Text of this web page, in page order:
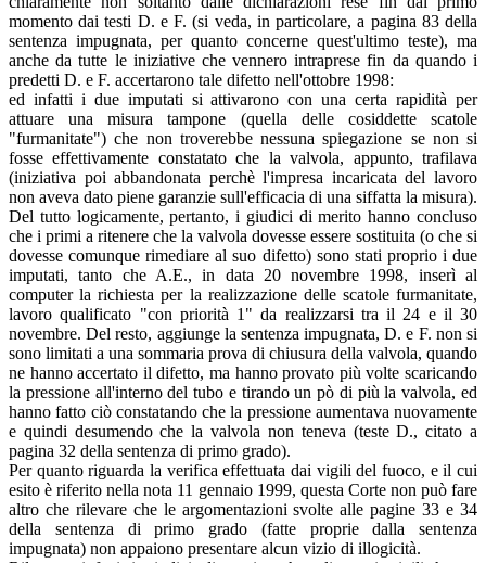
momento dai testi D. e F. (si veda, in particolare, a pagina 83 della
sentenza impugnata, per quanto concerne quest'ultimo teste), ma
anche da tutte le iniziative che vennero intraprese fin da quando i
predetti D. e F. accertarono tale difetto nell'ottobre 1998:
ed infatti i due imputati si attivarono con una certa rapidità per
attuare una misura tampone (quella delle cosiddette scatole
"furmanitate") che non troverebbe nessuna spiegazione se non si
fosse effettivamente constatato che la valvola, appunto, trafilava
(iniziativa poi abbandonata perchè l'impresa incaricata del lavoro
non aveva dato piene garanzie sull'efficacia di una siffatta la misura).
Del tutto logicamente, pertanto, i giudici di merito hanno concluso
che i primi a ritenere che la valvola dovesse essere sostituita (o che si
dovesse comunque rimediare al suo difetto) sono stati proprio i due
imputati, tanto che A.E., in data 20 novembre 1998, inserì al
computer la richiesta per la realizzazione delle scatole furmanitate,
lavoro qualificato "con priorità 1" da realizzarsi tra il 24 e il 30
novembre. Del resto, aggiunge la sentenza impugnata, D. e F. non si
sono limitati a una sommaria prova di chiusura della valvola, quando
ne hanno accertato il difetto, ma hanno provato più volte scaricando
la pressione all'interno del tubo e tirando un pò di più la valvola, ed
hanno fatto ciò constatando che la pressione aumentava nuovamente
e quindi desumendo che la valvola non teneva (teste D., citato a
pagina 32 della sentenza di primo grado).
Per quanto riguarda la verifica effettuata dai vigili del fuoco, e il cui
esito è riferito nella nota 11 gennaio 1999, questa Corte non può fare
altro che rilevare che le argomentazioni svolte alle pagine 33 e 34
della sentenza di primo grado (fatte proprie dalla sentenza
impugnata) non appaiono presentare alcun vizio di illogicità.